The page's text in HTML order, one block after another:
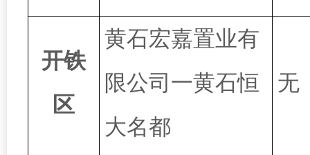
开铁
区
黄石宏嘉置业有
限公司一黄石恒
大名都
无